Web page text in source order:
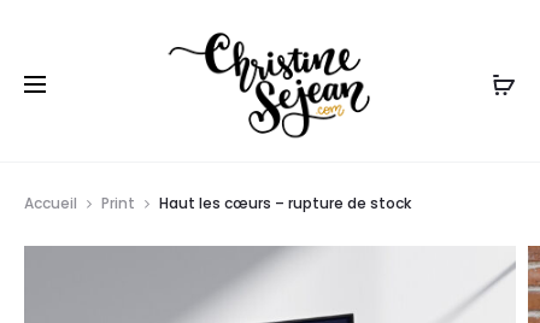
Accueil Print Haut les cœurs – rupture de stock